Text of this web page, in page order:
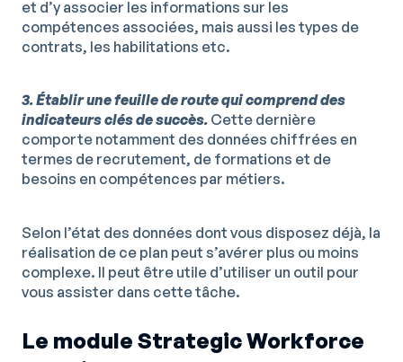
et d’y associer les informations sur les
compétences associées, mais aussi les types de
contrats, les habilitations etc.
3. Établir une feuille de route qui comprend des
indicateurs clés de succès. Cette dernière
comporte notamment des données chiffrées en
termes de recrutement, de formations et de
besoins en compétences par métiers.
Selon l’état des données dont vous disposez déjà, la
réalisation de ce plan peut s’avérer plus ou moins
complexe. Il peut être utile d’utiliser un outil pour
vous assister dans cette tâche.
Le module Strategic Workforce